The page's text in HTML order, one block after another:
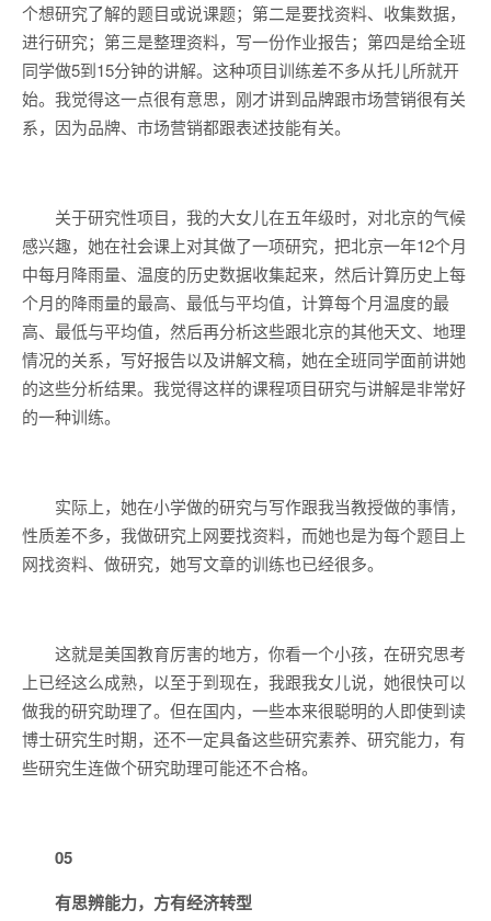
个想研究了解的题目或说课题；第二是要找资料、收集数据，
进行研究；第三是整理资料，写一份作业报告；第四是给全班
同学做5到15分钟的讲解。这种项目训练差不多从托儿所就开
始。我觉得这一点很有意思，刚才讲到品牌跟市场营销很有关
系，因为品牌、市场营销都跟表述技能有关。
关于研究性项目，我的大女儿在五年级时，对北京的气候
感兴趣，她在社会课上对其做了一项研究，把北京一年12个月
中每月降雨量、温度的历史数据收集起来，然后计算历史上每
个月的降雨量的最高、最低与平均值，计算每个月温度的最
高、最低与平均值，然后再分析这些跟北京的其他天文、地理
情况的关系，写好报告以及讲解文稿，她在全班同学面前讲她
的这些分析结果。我觉得这样的课程项目研究与讲解是非常好
的一种训练。
实际上，她在小学做的研究与写作跟我当教授做的事情，
性质差不多，我做研究上网要找资料，而她也是为每个题目上
网找资料、做研究，她写文章的训练也已经很多。
这就是美国教育厉害的地方，你看一个小孩，在研究思考
上已经这么成熟，以至于到现在，我跟我女儿说，她很快可以
做我的研究助理了。但在国内，一些本来很聪明的人即使到读
博士研究生时期，还不一定具备这些研究素养、研究能力，有
些研究生连做个研究助理可能还不合格。
05
有思辨能力，方有经济转型